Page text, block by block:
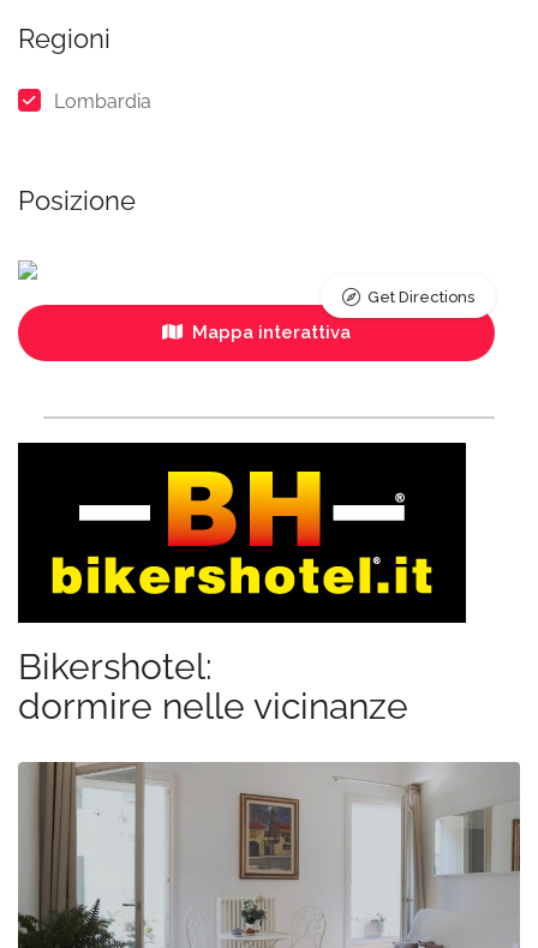
Regioni
Lombardia
Posizione
Mappa interattiva
Get Directions
Bikershotel:
dormire nelle vicinanze